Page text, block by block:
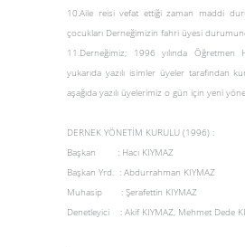
10.Aile reisi vefat ettiği zaman maddi
çocukları Derneğimizin fahri üyesi
11.Derneğimiz; 1996 yılında Öğretmen
yukarıda yazılı isimler üyeler tarafından
aşağıda yazılı üyelerimiz o gün için yeni
DERNEK YÖNETİM KURULU (1996) :
Başkan : Hacı KIYMAZ
Başkan Yrd. : Abdurrahman KIYMAZ
Muhasip : Şerafettin KIYMAZ
Denetleyici : Akif KIYMAZ, Mehmet Dede